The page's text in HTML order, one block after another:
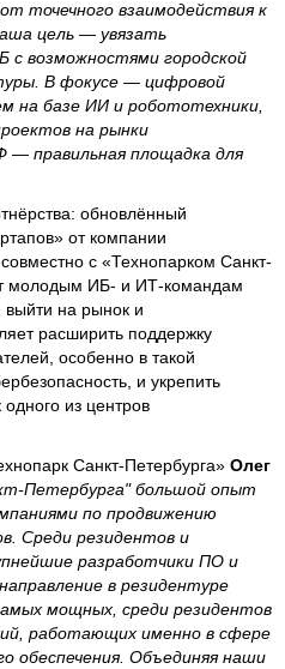
точечного взаимодействия к
цель — увязать
с возможностями городской
В фокусе — цифровой
на базе ИИ и робототехники,
на рынки
правильная площадка для
обновлённый
от компании
с «Технопарком Санкт-
молодым ИБ- и ИТ-командам
выйти на рынок и
расширить поддержку
особенно в такой
и укрепить
из центров
Санкт-Петербурга» Олег
Петербурга" большой опыт
по продвижению
Среди резидентов и
разработчики ПО и
в резидентуре
мощных, среди резидентов
работающих именно в сфере
обеспечения. Объединяя наши